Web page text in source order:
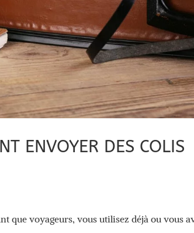
ENVOYER DES COLIS
que voyageurs, vous utilisez déjà ou vous